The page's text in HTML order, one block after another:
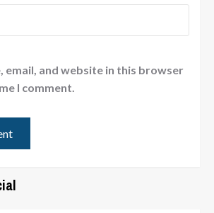
email, and website in this browser
I comment.